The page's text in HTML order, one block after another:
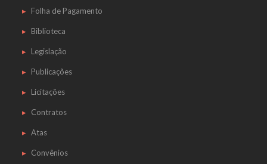
Folha de Pagamento
Biblioteca
Legislação
Publicações
Licitações
Contratos
Atas
Convênios